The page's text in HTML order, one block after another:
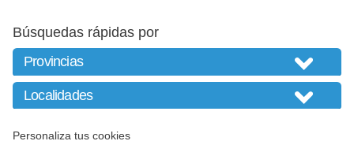
Búsquedas rápidas por
Personaliza tus cookies